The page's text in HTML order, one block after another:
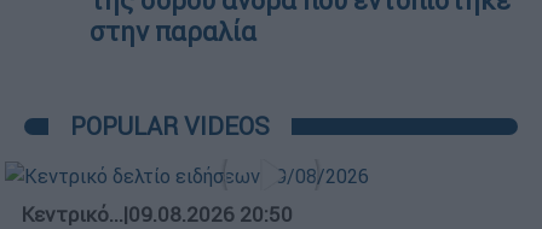
στην παραλία
POPULAR VIDEOS
Κεντρικό...|09.08.2026 20:50